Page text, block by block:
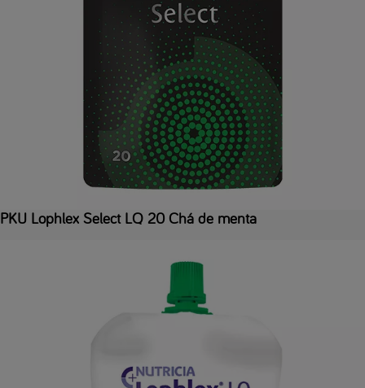
PKU Lophlex Select LQ 20 Chá de menta